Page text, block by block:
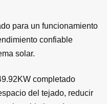
para un funcionamiento
confiable
solar.
completado
del tejado, reducir